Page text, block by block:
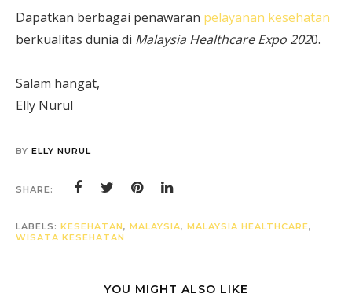
Dapatkan berbagai penawaran pelayanan kesehatan
berkualitas dunia di Malaysia Healthcare Expo 2020.
Salam hangat,
Elly Nurul
BY ELLY NURUL
SHARE:
LABELS: KESEHATAN, MALAYSIA, MALAYSIA HEALTHCARE,
WISATA KESEHATAN
YOU MIGHT ALSO LIKE